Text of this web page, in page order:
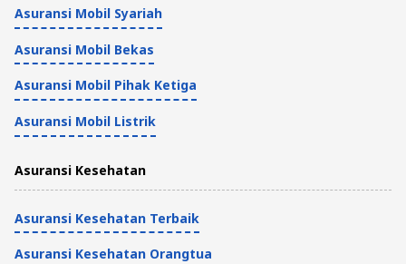
Asuransi Mobil Syariah
Asuransi Mobil Bekas
Asuransi Mobil Pihak Ketiga
Asuransi Mobil Listrik
Asuransi Kesehatan
Asuransi Kesehatan Terbaik
Asuransi Kesehatan Orangtua